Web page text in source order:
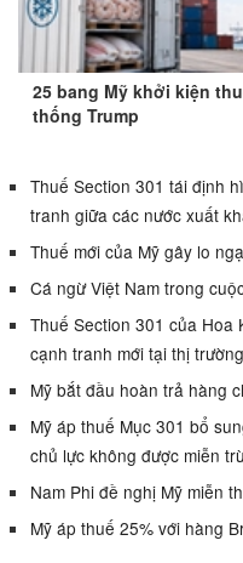
25 bang Mỹ khởi kiện
thống Trump
Thuế Section 301 tái định
tranh giữa các nước xuất
Thuế mới của Mỹ gây lo
Cá ngừ Việt Nam trong
Thuế Section 301 của Hoa
cạnh tranh mới tại thị
Mỹ bắt đầu hoàn trả hàng
Mỹ áp thuế Mục 301 bổ
chủ lực không được miễn
Nam Phi đề nghị Mỹ miễn
Mỹ áp thuế 25% với hàng